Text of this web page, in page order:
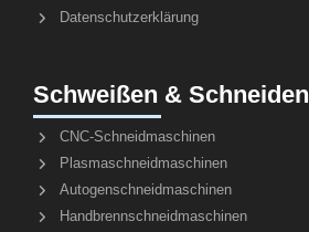
Datenschutzerklärung
Schweißen & Schneiden
CNC-Schneidmaschinen
Plasmaschneidmaschinen
Autogenschneidmaschinen
Handbrennschneidmaschinen